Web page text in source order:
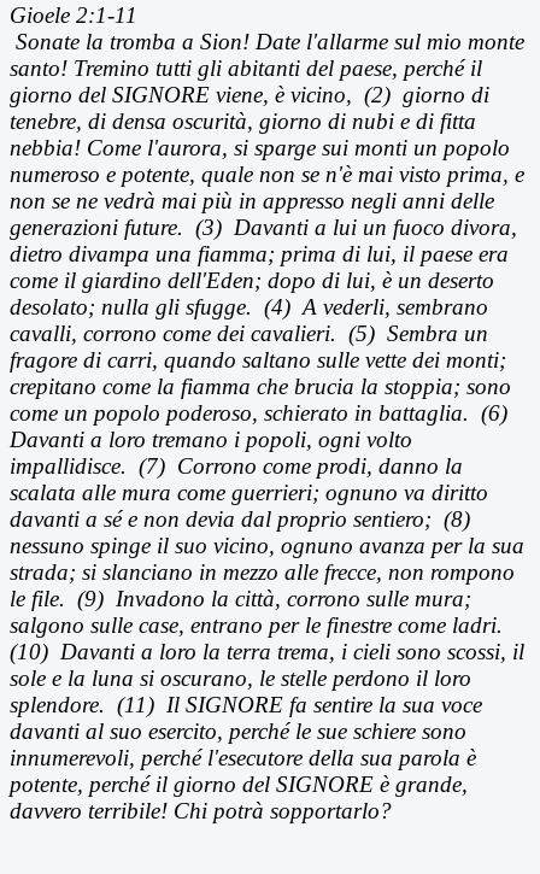
Gioele 2:1-11
Sonate la tromba a Sion! Date l'allarme sul mio monte
santo! Tremino tutti gli abitanti del paese, perché il
giorno del SIGNORE viene, è vicino, (2) giorno di
tenebre, di densa oscurità, giorno di nubi e di fitta
nebbia! Come l'aurora, si sparge sui monti un popolo
numeroso e potente, quale non se n'è mai visto prima, e
non se ne vedrà mai più in appresso negli anni delle
generazioni future. (3) Davanti a lui un fuoco divora,
dietro divampa una fiamma; prima di lui, il paese era
come il giardino dell'Eden; dopo di lui, è un deserto
desolato; nulla gli sfugge. (4) A vederli, sembrano
cavalli, corrono come dei cavalieri. (5) Sembra un
fragore di carri, quando saltano sulle vette dei monti;
crepitano come la fiamma che brucia la stoppia; sono
come un popolo poderoso, schierato in battaglia. (6)
Davanti a loro tremano i popoli, ogni volto
impallidisce. (7) Corrono come prodi, danno la
scalata alle mura come guerrieri; ognuno va diritto
davanti a sé e non devia dal proprio sentiero; (8)
nessuno spinge il suo vicino, ognuno avanza per la sua
strada; si slanciano in mezzo alle frecce, non rompono
le file. (9) Invadono la città, corrono sulle mura;
salgono sulle case, entrano per le finestre come ladri.
(10) Davanti a loro la terra trema, i cieli sono scossi, il
sole e la luna si oscurano, le stelle perdono il loro
splendore. (11) Il SIGNORE fa sentire la sua voce
davanti al suo esercito, perché le sue schiere sono
innumerevoli, perché l'esecutore della sua parola è
potente, perché il giorno del SIGNORE è grande,
davvero terribile! Chi potrà sopportarlo?